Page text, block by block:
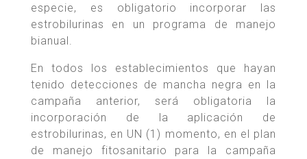
especie, es obligatorio incorporar las
estrobilurinas en un programa de manejo
bianual.
En todos los establecimientos que hayan
tenido detecciones de mancha negra en la
campaña anterior, será obligatoria la
incorporación de la aplicación de
estrobilurinas, en UN (1) momento, en el plan
de manejo fitosanitario para la campaña